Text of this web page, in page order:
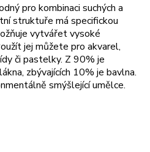
pro kombinaci suchých a
struktuře má specifickou
vytvářet vysoké
jej můžete pro akvarel,
či pastelky. Z 90% je
zbývajících 10% je bavlna.
smýšlející umělce.